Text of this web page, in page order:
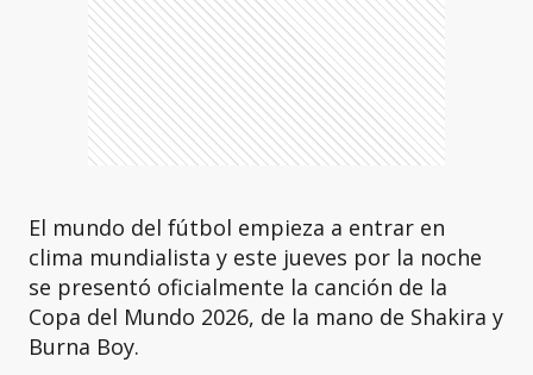
El mundo del fútbol empieza a entrar en
clima mundialista y este jueves por la noche
se presentó oficialmente la canción de la
Copa del Mundo 2026, de la mano de Shakira y
Burna Boy.